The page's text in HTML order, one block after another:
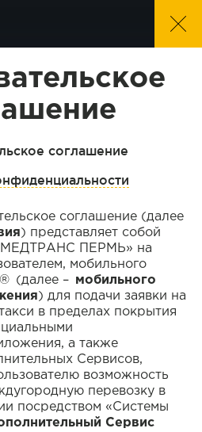
необходимых
Свидетельство о
регистрации ТС
Пользовательское
соглашение
соглашение
соглашение (далее
) представляет собой
ПЕРМЬ» на
мобильного
(далее – мобильного
) для подачи заявки на
в пределах покрытия
а также
Сервисов,
возможность
перевозку в
посредством «Системы
Сервис